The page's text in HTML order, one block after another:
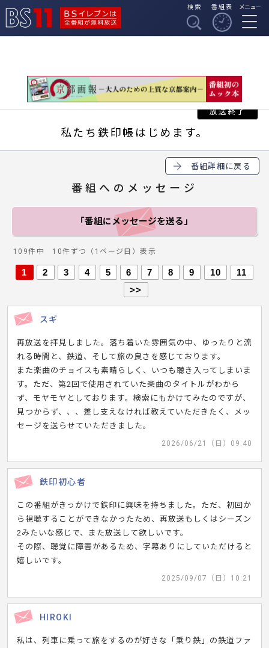
BSイレブンは全番組
検索 番組表 メニュー
私たち鉄印帳はじめます。
番組詳細に戻る
番組へのメッセージ
「番組にメッセージを送る」
109件中 10件ずつ（1ページ目）表示
1 2 3 4 5 6 7 8 9 10
11
>>
スギ
再放送を拝見しました。落ち着いた雰囲気の中、ゆったりと流
れる時間と、鉄道、そして旅の良さを感じております。
また楽曲のチョイスも素晴らしく、いつも聴き入ってしまいま
す。ただ、第2回で使用されていた楽曲のタイトルがわから
ず、モヤモヤとしております。検索にもかけてみたのですが、
見つからず、、、差し支えなければ教えていただきたく、メッ
セージを送らせていただきました。
2026/06/21（日）09:40
鉄印初心者
この番組がきっかけで鉄印に興味を持ちました。ただ、初回か
ら視聴することができなかったため、再放送もしくはシーズン
2みたいな感じで、また放送して欲しいです。
その際、聴覚に障害があるため、字幕ありにしていただけると
嬉しいです。
2025/09/07（日）10:21
HIROKI
私は、列車に乗って旅をするのが好きな「乗り鉄」の鉄道ファ